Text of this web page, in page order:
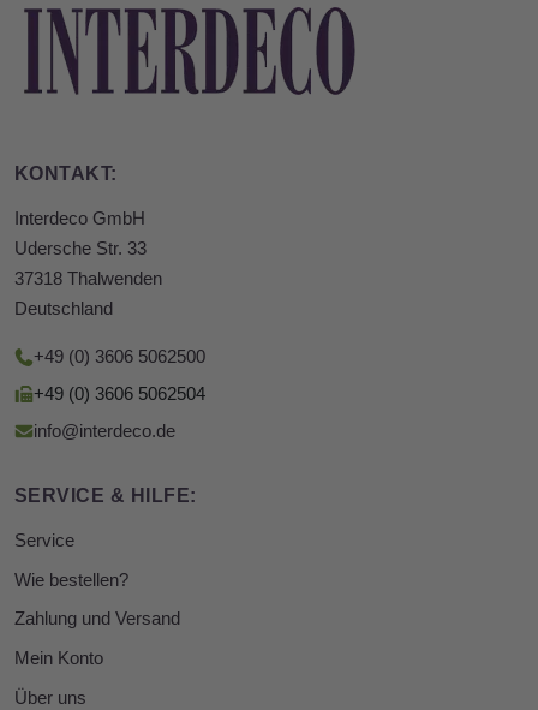
KONTAKT:
Interdeco GmbH
Udersche Str. 33
37318 Thalwenden
Deutschland
+49 (0) 3606 5062500
+49 (0) 3606 5062504
info@interdeco.de
SERVICE & HILFE:
Service
Wie bestellen?
Zahlung und Versand
Mein Konto
Über uns